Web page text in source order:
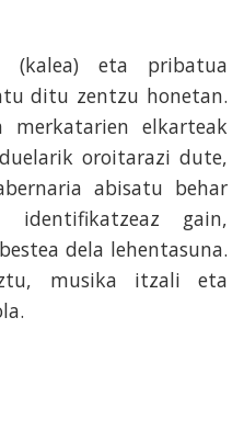
(kalea) eta pribatua
ditu zentzu honetan.
elkarteak
oroitarazi dute,
abisatu behar
identifikatzeaz gain,
dela lehentasuna.
musika itzali eta